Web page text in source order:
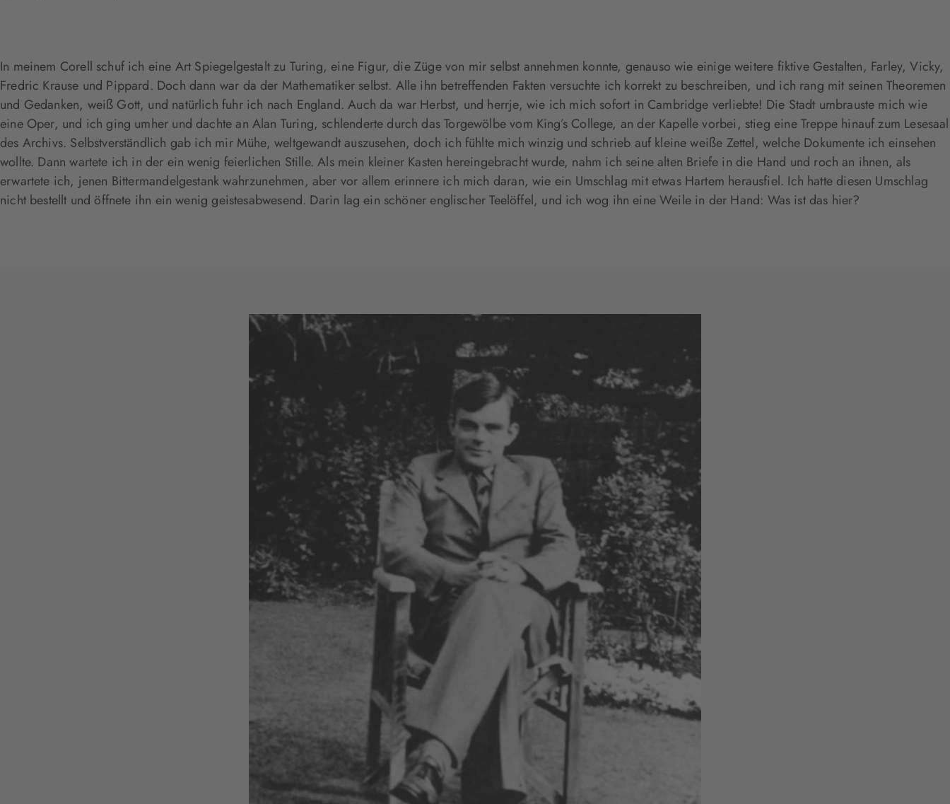
In meinem Corell schuf ich eine Art Spiegelgestalt zu Turing, eine Figur, die Züge von mir selbst annehmen konnte, genauso wie einige weitere fiktive Gestalten, Farley, Vicky,
Fredric Krause und Pippard. Doch dann war da der Mathematiker selbst. Alle ihn betreffenden Fakten versuchte ich korrekt zu beschreiben, und ich rang mit seinen Theoremen
und Gedanken, weiß Gott, und natürlich fuhr ich nach England. Auch da war Herbst, und herrje, wie ich mich sofort in Cambridge verliebte! Die Stadt umbrauste mich wie
eine Oper, und ich ging umher und dachte an Alan Turing, schlenderte durch das Torgewölbe vom King’s College, an der Kapelle vorbei, stieg eine Treppe hinauf zum Lesesaal
des Archivs. Selbstverständlich gab ich mir Mühe, weltgewandt auszusehen, doch ich fühlte mich winzig und schrieb auf kleine weiße Zettel, welche Dokumente ich einsehen
wollte. Dann wartete ich in der ein wenig feierlichen Stille. Als mein kleiner Kasten hereingebracht wurde, nahm ich seine alten Briefe in die Hand und roch an ihnen, als
erwartete ich, jenen Bittermandelgestank wahrzunehmen, aber vor allem erinnere ich mich daran, wie ein Umschlag mit etwas Hartem herausfiel. Ich hatte diesen Umschlag
nicht bestellt und öffnete ihn ein wenig geistesabwesend. Darin lag ein schöner englischer Teelöffel, und ich wog ihn eine Weile in der Hand: Was ist das hier?